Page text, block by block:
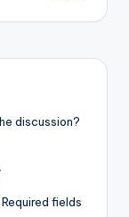
discussion?
Required fields